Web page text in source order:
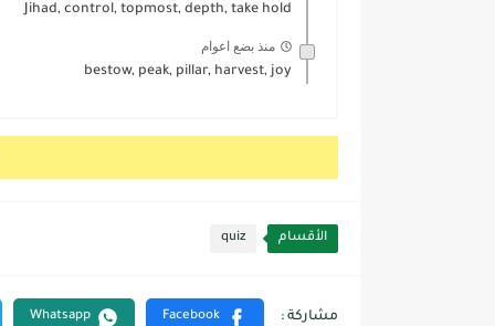
Jihad, control, topmost, depth, take hold
منذ بضع اعوام
bestow, peak, pillar, harvest, joy
الأقسام quiz